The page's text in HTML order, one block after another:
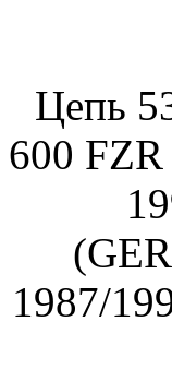
Цепь
600
1987/